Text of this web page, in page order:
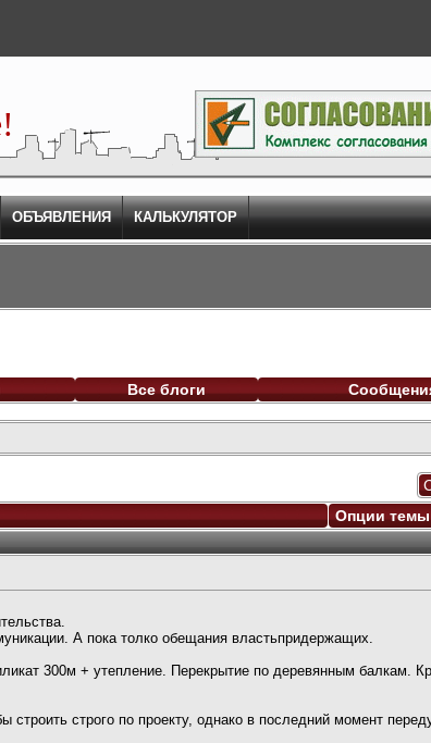
ОБЪЯВЛЕНИЯ КАЛЬКУЛЯТОР
Все блоги
Опции темы
А пока толко обещания властьпридержащих.
300м + утепление. Перекрытие по деревянным балкам.
строить строго по проекту, однако в последний момент